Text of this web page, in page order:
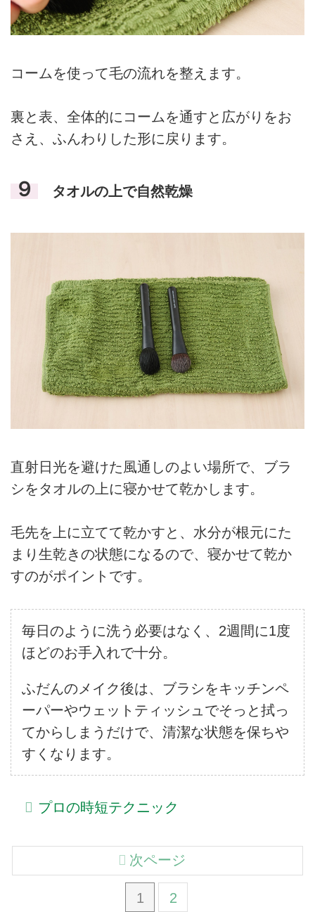
コームを使って毛の流れを整えます。
裏と表、全体的にコームを通すと広がりをお
さえ、ふんわりした形に戻ります。
９ タオルの上で自然乾燥
直射日光を避けた風通しのよい場所で、ブラ
シをタオルの上に寝かせて乾かします。
毛先を上に立てて乾かすと、水分が根元にた
まり生乾きの状態になるので、寝かせて乾か
すのがポイントです。
毎日のように洗う必要はなく、2週間に1度
ほどのお手入れで十分。
ふだんのメイク後は、ブラシをキッチンペ
ーパーやウェットティッシュでそっと拭っ
てからしまうだけで、清潔な状態を保ちや
すくなります。
プロの時短テクニック
1 2
次ページ